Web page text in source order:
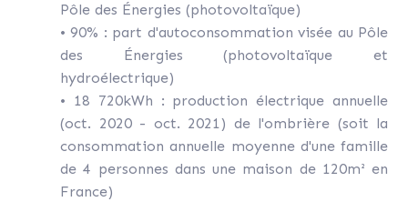
Pôle des Énergies (photovoltaïque)
• 90% : part d'autoconsommation visée au Pôle
des Énergies (photovoltaïque et
hydroélectrique)
• 18 720kWh : production électrique annuelle
(oct. 2020 - oct. 2021) de l'ombrière (soit la
consommation annuelle moyenne d'une famille
de 4 personnes dans une maison de 120m² en
France)